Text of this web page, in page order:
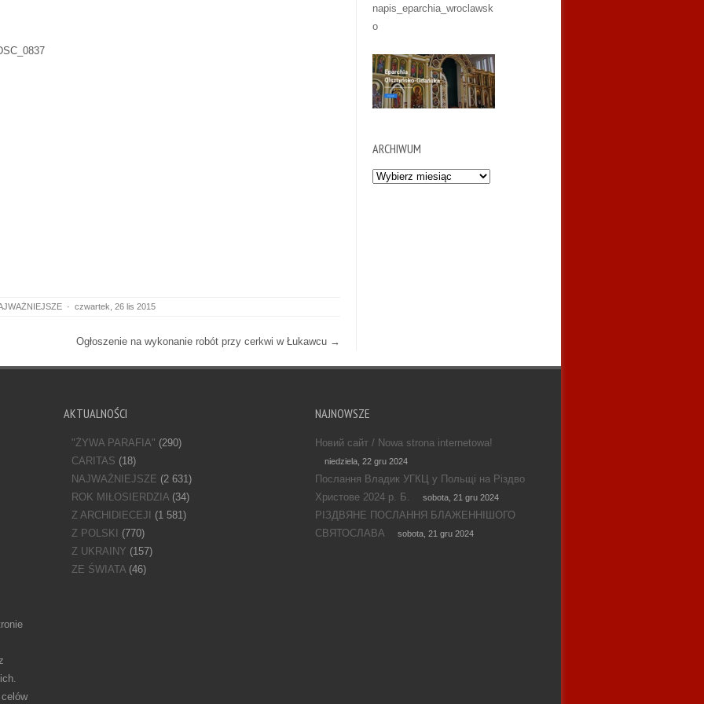
· czwartek, 26 lis 2015
Ogłoszenie na wykonanie robót przy cerkwi w Łukawcu →
ARCHIWUM
Archiwum
AKTUALNOŚCI
"ŻYWA PARAFIA" (290)
CARITAS (18)
NAJWAŻNIEJSZE (2 631)
ROK MIŁOSIERDZIA(34)
Z ARCHIDIECEJI
(1 581)
Z POLSKI
(770)
Z UKRAINY (157)
ZE ŚWIATA(46)
NAJNOWSZE
Новий сайт / Nowa strona internetowa!
niedziela, 22 gru 2024
Послання Владик УГКЦ у Польщі на Різдво
Христове 2024 р. Б.
sobota, 21 gru 2024
РІЗДВЯНЕ ПОСЛАННЯ БЛАЖЕННІШОГО
СВЯТОСЛАВА
sobota, 21 gru 2024